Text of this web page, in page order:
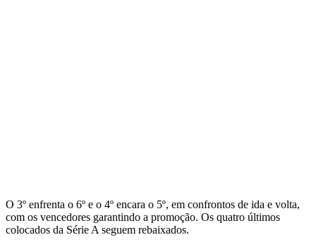
O 3º enfrenta o 6º e o 4º encara o 5º, em confrontos de ida e volta,
com os vencedores garantindo a promoção. Os quatro últimos
colocados da Série A seguem rebaixados.